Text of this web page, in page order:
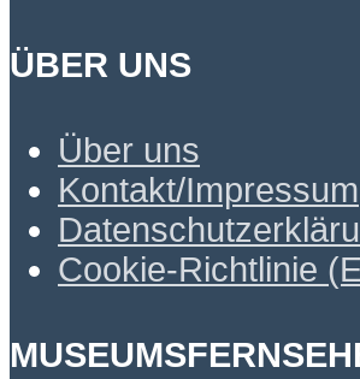
ÜBER UNS
Über uns
Kontakt/Impressum
Cookie-Richtlinie